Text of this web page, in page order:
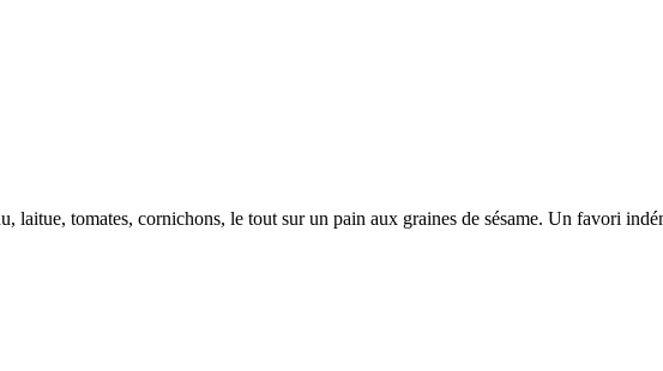
laitue, tomates, cornichons, le tout sur un pain aux graines de sésame. Un favori